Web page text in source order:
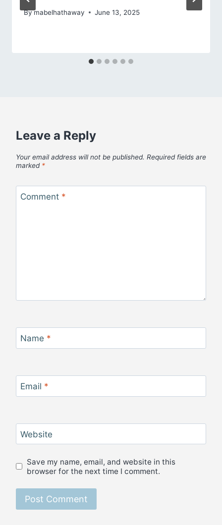
Bymabelhathaway June 13, 2025
Leave a Reply
Your email address will not be published. Required fields are
marked *
Comment *
Name *
Email *
Website
Save my name, email, and website in this
browser for the next time I comment.